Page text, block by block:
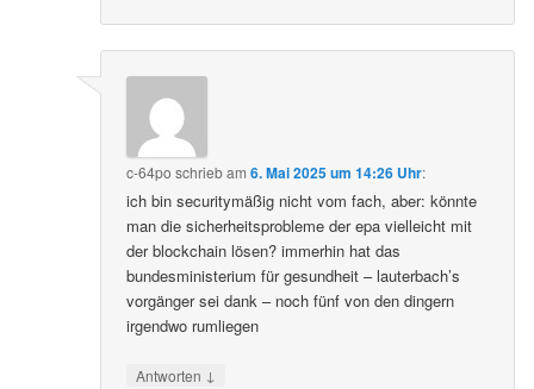
c-64po schriebam6. Mai 2025 um 14:26 Uhr:
ich bin securitymäßig nicht vom fach, aber: könnte
man die sicherheitsprobleme der epa vielleicht mit
der blockchain lösen? immerhin hat das
bundesministerium für gesundheit – lauterbach’s
vorgänger sei dank – noch fünf von den dingern
irgendwo rumliegen
Antworten ↓